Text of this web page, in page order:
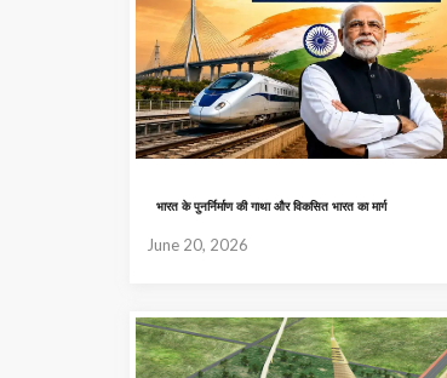
भारत के पुनर्निर्माण की गाथा और विकसित भारत का मार्ग
June 20, 2026